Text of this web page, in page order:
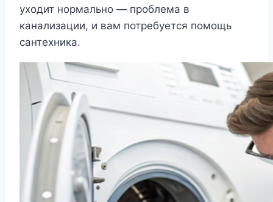
уходит нормально — проблема в
канализации, и вам потребуется помощь
сантехника.